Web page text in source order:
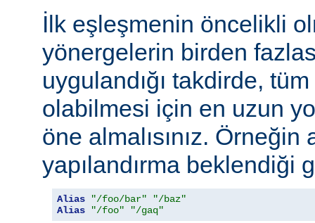
İlk eşleşmenin öncelikli
yönergelerin birden
uygulandığı takdirde,
olabilmesi için en uzun
öne almalısınız. Örneğin
yapılandırma beklendiği
Alias "/foo/bar"
"/baz"
Alias
"/foo" "/gaq"